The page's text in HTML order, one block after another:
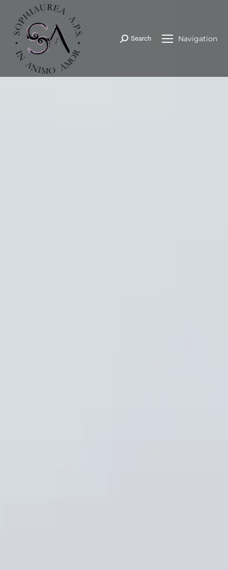
Navigation
Cerca:Search